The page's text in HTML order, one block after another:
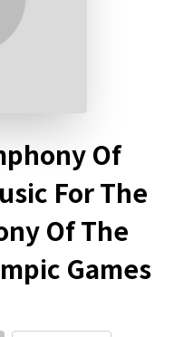
Of
For The
Of The
Games